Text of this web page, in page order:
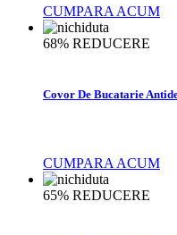
CUMPARA ACUM
68% REDUCERE
Covor De Bucatarie
CUMPARA ACUM
65% REDUCERE